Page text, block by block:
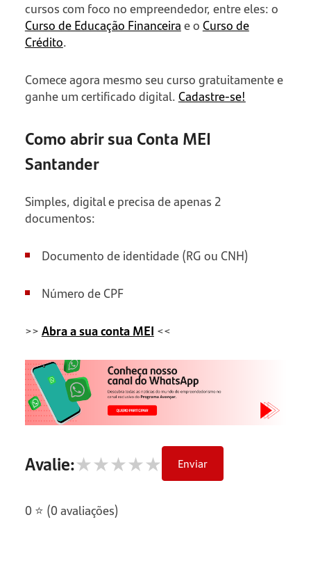
cursos com foco no empreendedor, entre eles: o
Curso de Educação Financeirae oCurso de
Crédito.
Comece agora mesmo seu curso gratuitamente e
ganhe um certificado digital.Cadastre-se!
Como abrir sua Conta MEI
Santander
Simples, digital e precisa de apenas 2
documentos:
Documento de identidade (RG ou CNH)
Número de CPF
>>Abra a sua conta MEI <<
Avalie: ★
★
★
★
★ Enviar
0 ⭐ (0 avaliações)